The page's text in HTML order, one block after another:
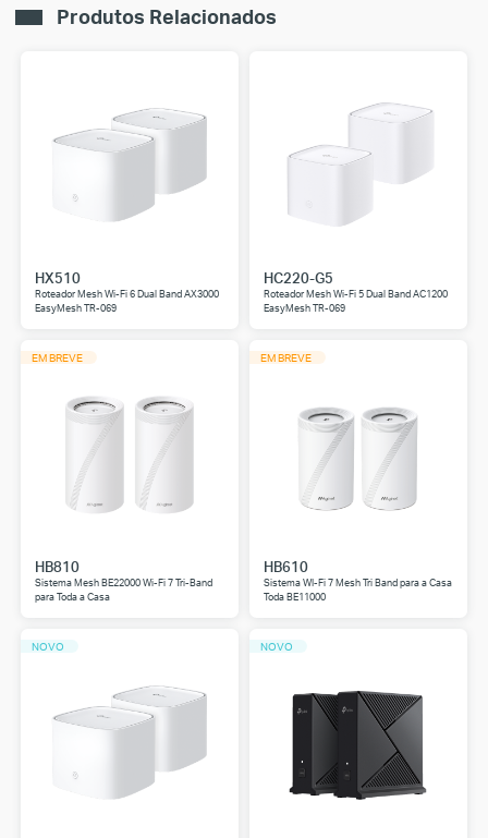
Produtos Relacionados
HX510
Roteador Mesh Wi-Fi 6 Dual Band AX3000
EasyMesh TR-069
HC220-G5
Roteador Mesh Wi-Fi 5 Dual Band AC1200
EasyMesh TR-069
EM BREVE
HB810
Sistema Mesh BE22000 Wi-Fi 7 Tri-Band
para Toda a Casa
EM BREVE
HB610
Sistema WI-Fi 7 Mesh Tri Band para a Casa
Toda BE11000
NOVO NOVO